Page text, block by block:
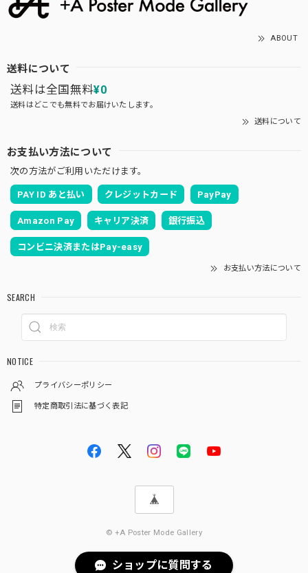
ABOUT
送料について
送料は全国無料¥0
送料はどこでも無料でお届けいたします。
送料について
お支払い方法について
次の方法がご利用いただけます。
PAY ID あと払い クレジットカード PayPay
Amazon Pay キャリア決済 銀行振込
コンビニ決済またはPay-easy
お支払い方法について
SEARCH
NOTICE
プライバシーポリシー
特定商取引法に基づく表記
© +A Poster Mode Gallery
ショップに質問する